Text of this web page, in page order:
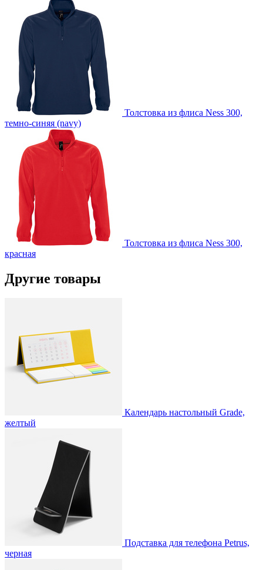
Толстовка из флиса Ness 300,
темно-синяя (navy)
Толстовка из флиса Ness 300,
красная
Другие товары
Календарь настольный Grade,
желтый
Подставка для телефона Petrus,
черная